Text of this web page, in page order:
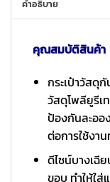
คำอธิบาย
คุณสมบัติสินค้า
กระเป๋าวัสดุ
วัสดุโพลียูรีเ
ป้องกันละอ
ต่อการใช้งาน
ดีไซน์บางเฉี
ขอบ ทำให้ใส่